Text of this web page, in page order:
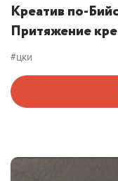
Креатив по-
Притяжение
#цки